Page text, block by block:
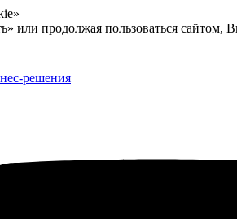
или продолжая пользоваться сайтом,
решения